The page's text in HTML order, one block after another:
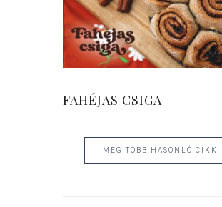
FAHÉJAS CSIGA
MÉG TÖBB HASONLÓ CIKK